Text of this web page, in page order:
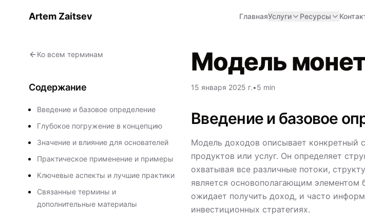
Artem Zaitsev ГлавнаяУслуги Ресурсы
Ко всем терминам
Содержание
Введение и базовое определение
Глубокое погружение в концепцию
Значение и влияние для основателей
Практическое применение и примеры
Ключевые аспекты и лучшие практики
Связанные термины и
дополнительные материалы
Модель
15 января 2025 г.•5 min
Введение и базовое
Модель доходов описывает конкретный
продуктов или услуг. Он определяет
охватывая все различные потоки,
является основополагающим элементом
ожидает получить доход, и часто
инвестиционных стратегиях.